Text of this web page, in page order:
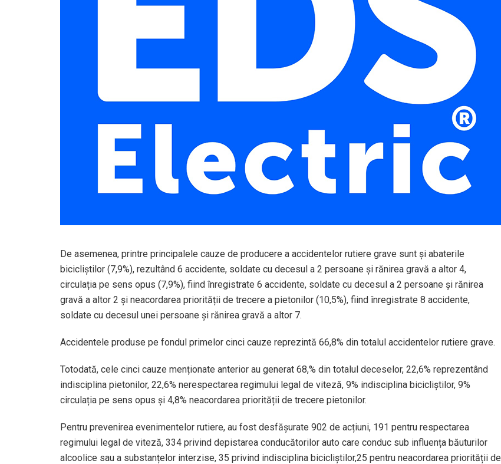
De asemenea, printre principalele cauze de producere a accidentelor rutiere grave sunt și abaterile
bicicliștilor (7,9%), rezultând 6 accidente, soldate cu decesul a 2 persoane şi rănirea gravă a altor 4,
circulația pe sens opus (7,9%), fiind înregistrate 6 accidente, soldate cu decesul a 2 persoane şi rănirea
gravă a altor 2 și neacordarea priorității de trecere a pietonilor (10,5%), fiind înregistrate 8 accidente,
soldate cu decesul unei persoane şi rănirea gravă a altor 7.
Accidentele produse pe fondul primelor cinci cauze reprezintă 66,8% din totalul accidentelor rutiere grave.
Totodată, cele cinci cauze menționate anterior au generat 68,% din totalul deceselor, 22,6% reprezentând
indisciplina pietonilor, 22,6% nerespectarea regimului legal de viteză, 9% indisciplina bicicliștilor, 9%
circulația pe sens opus și 4,8% neacordarea priorității de trecere pietonilor.
Pentru prevenirea evenimentelor rutiere, au fost desfășurate 902 de acțiuni, 191 pentru respectarea
regimului legal de viteză, 334 privind depistarea conducătorilor auto care conduc sub influența băuturilor
alcoolice sau a substanțelor interzise, 35 privind indisciplina bicicliștilor,25 pentru neacordarea priorității de